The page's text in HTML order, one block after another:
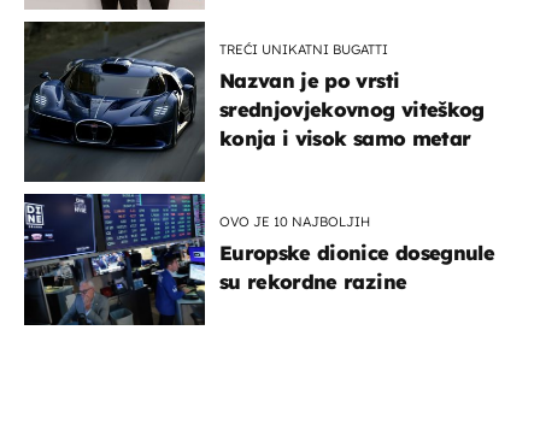
TREĆI UNIKATNI BUGATTI
Nazvan je po vrsti
srednjovjekovnog viteškog
konja i visok samo metar
OVO JE 10 NAJBOLJIH
Europske dionice dosegnule
su rekordne razine